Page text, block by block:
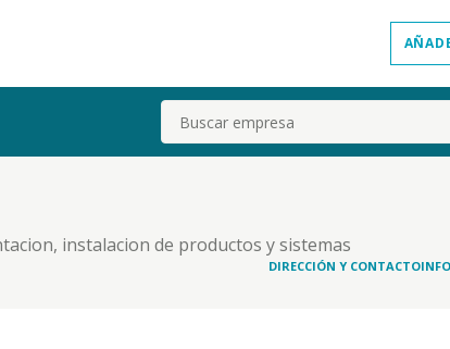
Buscar
instalacion de productos y sistemas
correspondientes, etc
DIRECCIÓN Y CONTACTO